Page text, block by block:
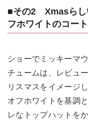
■その2 Xmasらし
フホワイトのコー
ショーでミッキーマ
チュームは、レビュ
リスマスをイメージ
オフホワイトを基調
レなトップハットを